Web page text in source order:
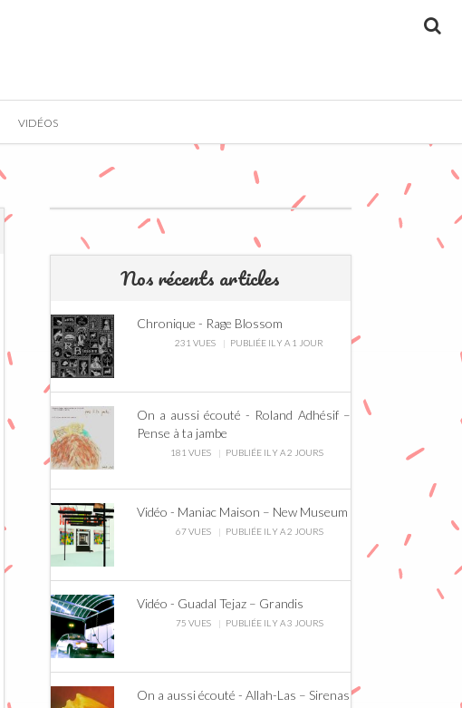
VIDÉOS
Nos récents articles
Chronique - Rage Blossom
231 VUES PUBLIÉE IL Y A 1 JOUR
On a aussi écouté - Roland Adhésif –
Pense à ta jambe
181 VUES PUBLIÉE IL Y A 2 JOURS
Vidéo - Maniac Maison – New Museum
67 VUES PUBLIÉE IL Y A 2 JOURS
Vidéo - Guadal Tejaz – Grandis
75 VUES PUBLIÉE IL Y A 3 JOURS
On a aussi écouté - Allah-Las – Sirenas